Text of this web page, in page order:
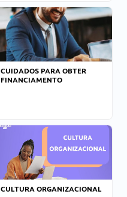
CUIDADOS PARA OBTER
FINANCIAMENTO
CULTURA ORGANIZACIONAL